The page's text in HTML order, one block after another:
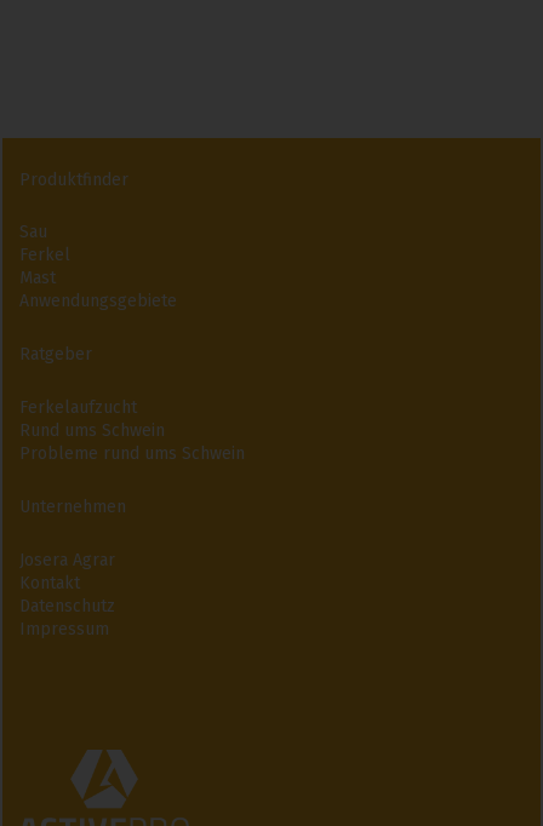
Produktfinder
Sau
Ferkel
Mast
Anwendungsgebiete
Ratgeber
Ferkelaufzucht
Rund ums Schwein
Probleme rund ums Schwein
Unternehmen
Josera Agrar
Kontakt
Datenschutz
Impressum